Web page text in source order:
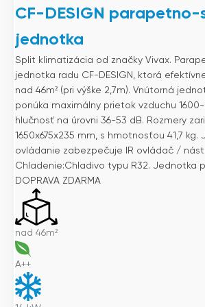
CF-DESIGN
jednotka
Split klimatizácia od značky Vivax.
jednotka radu CF-DESIGN, ktorá
nad 46m² (pri výške 2,7m). Vnútorná
ponúka maximálny prietok vzduchu 1600-
hlučnosť na úrovni 36-53 dB. Rozmery
1650x675x235 mm, s hmotnosťou 41,7 kg.
ovládanie zabezpečuje IR ovládač /
Chladenie:Chladivo typu R32. Jednotka
DOPRAVA ZDARMA
nad 46m²
A++